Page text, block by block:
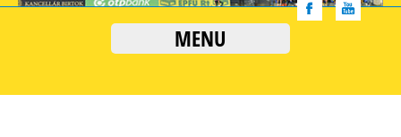
MENU